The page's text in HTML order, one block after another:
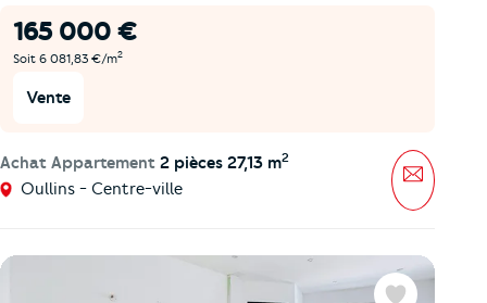
165 000 €
Soit 6 081,83 €/m2
Vente
Achat Appartement 2 pièces 27,13 m2
Oullins - Centre-ville
Message